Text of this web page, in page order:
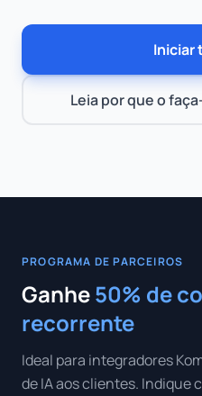
Iniciar
Leia por que o
PROGRAMA DE PARCEIROS
Ganhe50% de
recorrente
Ideal para integradores
de IA aos clientes. Indique